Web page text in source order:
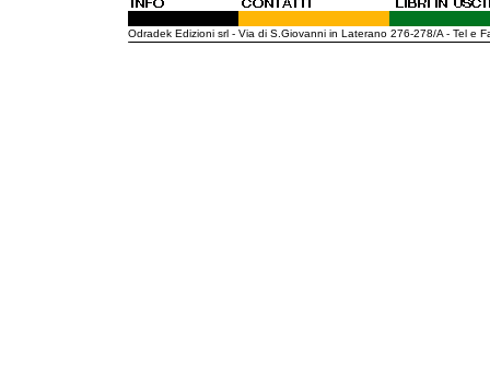
Odradek Edizioni srl - Via di S.Giovanni in Laterano 276-278/A - Tel e